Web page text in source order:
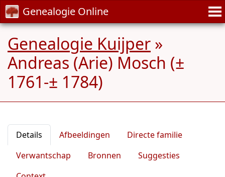
Genealogie Online
Genealogie Kuijper »
Andreas (Arie) Mosch (±
1761-± 1784)
Details Afbeeldingen
Directe familie
Verwantschap
Bronnen
Suggesties